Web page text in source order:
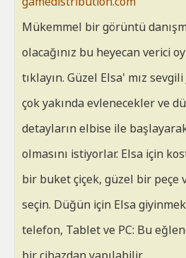
Mükemmel bir görüntü
olacağınız bu heyecan verici
tıklayın. Güzel Elsa' mız
çok yakında evlenecekler ve
detayların elbise ile
olmasını istiyorlar. Elsa için
bir buket çiçek, güzel bir peçe
seçin. Düğün için Elsa
telefon, Tablet ve PC: Bu